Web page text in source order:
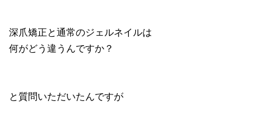
深爪矯正と通常のジェルネイルは
何がどう違うんですか？
と質問いただいたんですが